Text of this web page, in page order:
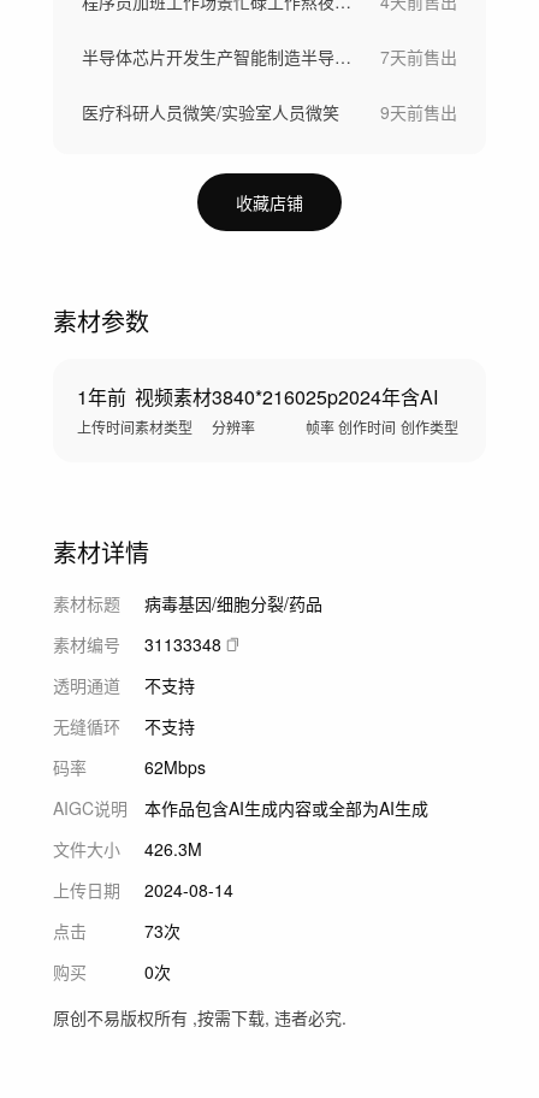
半导体芯片开发生产智能制造半导体晶圆制造 7天前售出
医疗科研人员微笑/实验室人员微笑 9天前售出
收藏店铺
素材参数
1年前
上传时间
视频素材
素材类型
3840*2160
分辨率
25p
帧率
2024年
创作时间
含AI
创作类型
素材详情
素材标题
病毒基因/细胞分裂/药品
素材编号
31133348
透明通道
不支持
无缝循环
不支持
码率
62Mbps
AIGC说明
本作品包含AI生成内容或全部为AI生成
文件大小
426.3M
上传日期
2024-08-14
点击
73次
购买
0次
原创不易版权所有 ,按需下载, 违者必究.